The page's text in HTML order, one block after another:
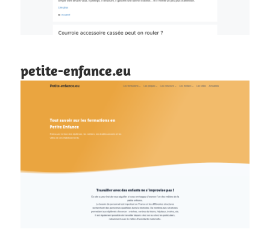
petite-enfance.eu